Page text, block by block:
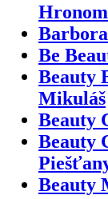
Hronom
Be
Beauty
Mikuláš
Beauty
Beauty
Beauty